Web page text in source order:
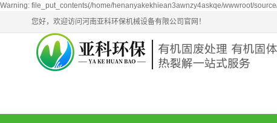
Warning: file_put_contents(/home/henanyakekhiean3awnzy4askqe/wwwroot/
您好，欢迎访问河南亚科环保机械设备有限公司官网！